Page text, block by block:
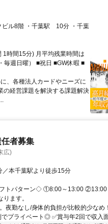
時間15分) 月平均残業時間は
毎週日曜） ■祝日 ■GW休暇 ■
、各種法人カードやニーズに
の経営課題を解決する課題解決
者募集
広)
／本千葉駅より徒歩15分
トパターン◇ ①8:00～13:00
ます。
夜勤なし/身体的負担が比較的少なめ
プライベート◎ ✅賞与年2回で収入